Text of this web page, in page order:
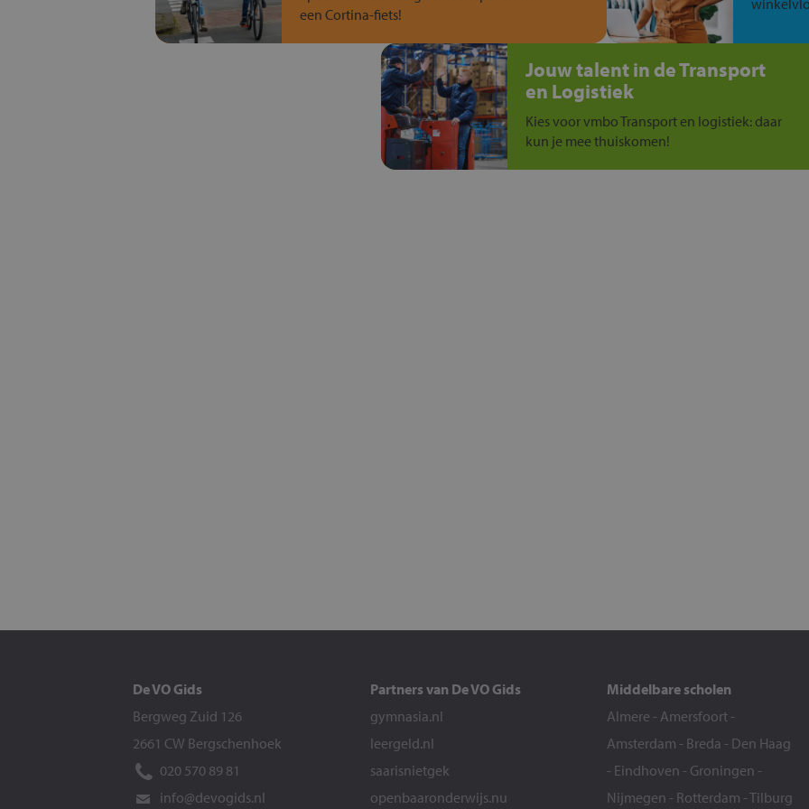
een Cortina-fiets!
Jouw talent in de Transport
en Logistiek
Kies voor vmbo Transport en logistiek: daar
kun je mee thuiskomen!
De VO Gids
Bergweg Zuid 126
2661 CW Bergschenhoek
020 570 89 81
info@devogids.nl
Partners van De VO Gids
gymnasia.nl
leergeld.nl
saarisnietgek
openbaaronderwijs.nu
Middelbare scholen
Almere - Amersfoort -
Amsterdam - Breda - Den Haag
- Eindhoven - Groningen -
Nijmegen - Rotterdam -Tilburg